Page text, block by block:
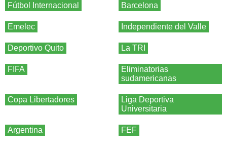
Fútbol Internacional Barcelona
Emelec Independiente del Valle
Deportivo Quito La TRI
FIFA
Eliminatorias
sudamericanas
Copa Libertadores
Liga Deportiva
Universitaria
Argentina FEF